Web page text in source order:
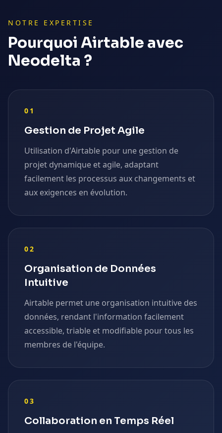
NOTRE EXPERTISE
Pourquoi Airtable avec
Neodelta ?
01
Gestion de Projet Agile
Utilisation d'Airtable pour une gestion de
projet dynamique et agile, adaptant
facilement les processus aux changements et
aux exigences en évolution.
02
Organisation de Données
Intuitive
Airtable permet une organisation intuitive des
données, rendant l'information facilement
accessible, triable et modifiable pour tous les
membres de l'équipe.
03
Collaboration en Temps Réel